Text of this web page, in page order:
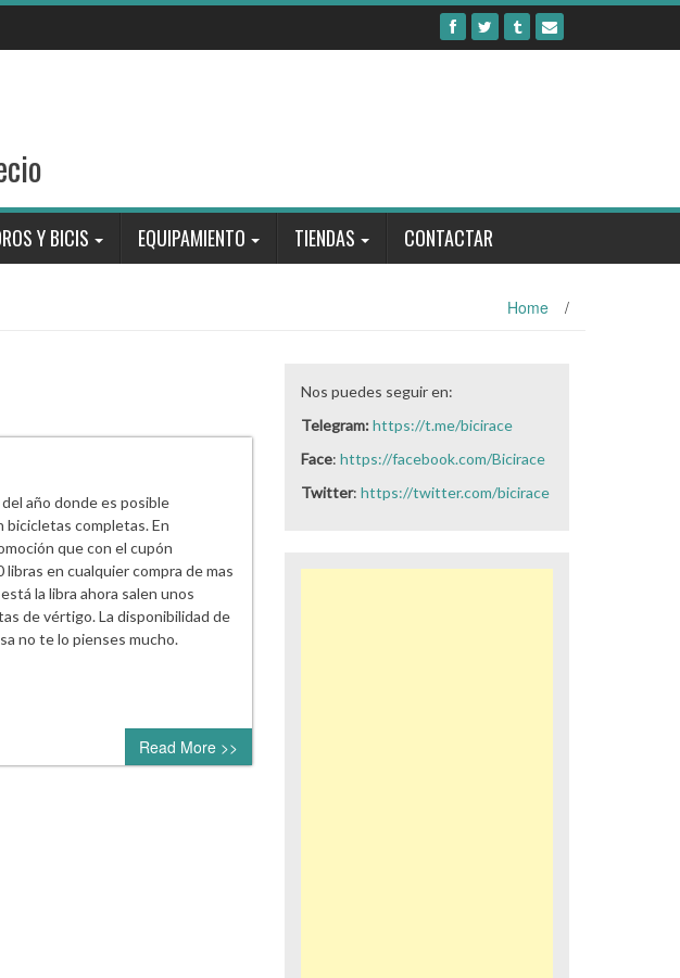
Y BICIS EQUIPAMIENTO TIENDAS CONTACTAR
Home /
año donde es posible
completas. En
que con el cupón
en cualquier compra de mas
la libra ahora salen unos
de vértigo. La disponibilidad de
no te lo pienses mucho.
Read More >>
Nos puedes seguir en:
Telegram:https://t.me/bicirace
Face: https://facebook.com/Bicirace
Twitter: https://twitter.com/bicirace